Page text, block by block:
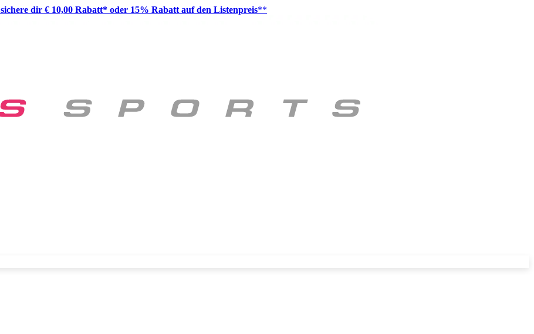
sichere dir € 10,00 Rabatt* oder 15% Rabatt auf den Listenpreis**